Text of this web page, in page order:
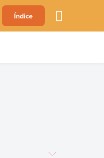
B C F
Índice